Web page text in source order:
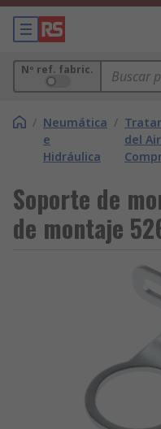
Nº ref. fabric.
/ Neumática
e
Hidráulica
/
del
Soporte de
de montaje